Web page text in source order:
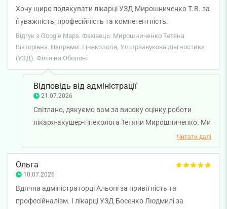
Хочу щиро подякувати лікарці УЗД Мирошниченко Т.В. за
її уважність, професійність та компетентність.
Відгук з Google Maps. Фахівець: Мирошниченко Тетяна
Вікторівна. Напрями: Гінекологія, Ультразвукова діагностика
(УЗД). Філія на Оболоні
Відповідь від адміністрації
21.07.2026
Світлано, дякуємо вам за високу оцінку роботи
лікаря-акушер-гінеколога Тетяни Мирошниченко. Ми
раді, що ви відзначили професіоналізм, уважність до
деталей і компетентність лікарки під час проведення
Читати далі
Ольга
10.07.2026
Вдячна адміністраторці Альоні за привітність та
професійналізм. І лікарці УЗД Босенко Людмилі за